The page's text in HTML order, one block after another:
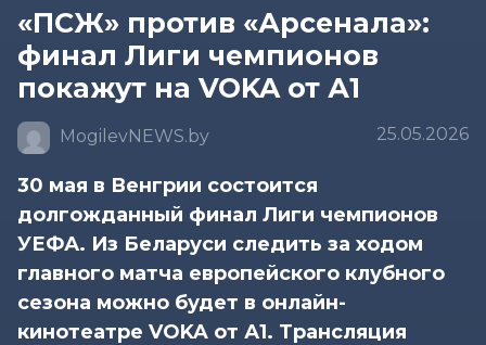
«ПСЖ» против «Арсенала»:
финал Лиги чемпионов
покажут на VOKA от А1
MogilevNEWS.by 25.05.2026
30 мая в Венгрии состоится
долгожданный финал Лиги чемпионов
УЕФА. Из Беларуси следить за ходом
главного матча европейского клубного
сезона можно будет в онлайн-
кинотеатре VOKA от А1. Трансляция